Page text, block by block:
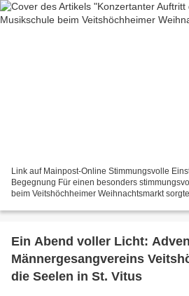
Link auf Mainpost-Online Stimmungsvolle
Begegnung Für einen besonders
beim Veitshöchheimer Weihnachtsmarkt
Ein Abend voller Licht:
Männergesangvereins
die Seelen in St. Vitus